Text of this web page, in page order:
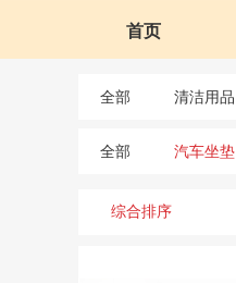
首页
全部 清洁用品
全部 汽车坐垫
综合排序